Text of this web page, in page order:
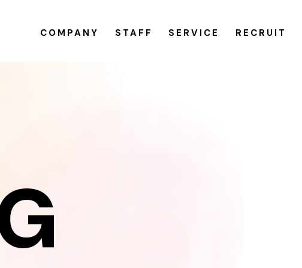
COMPANY STAFF SERVICE RECRUIT